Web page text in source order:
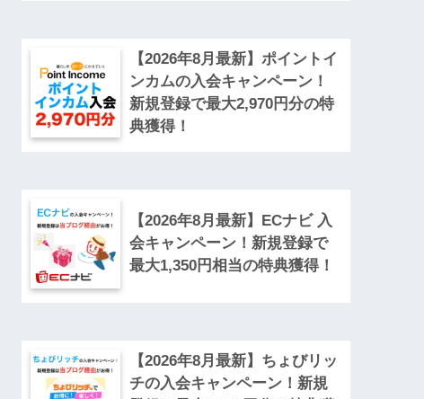
【2026年8月最新】ポイントイ
ンカムの入会キャンペーン！
新規登録で最大2,970円分の特
典獲得！
【2026年8月最新】ECナビ 入
会キャンペーン！新規登録で
最大1,350円相当の特典獲得！
【2026年8月最新】ちょびリッ
チの入会キャンペーン！新規